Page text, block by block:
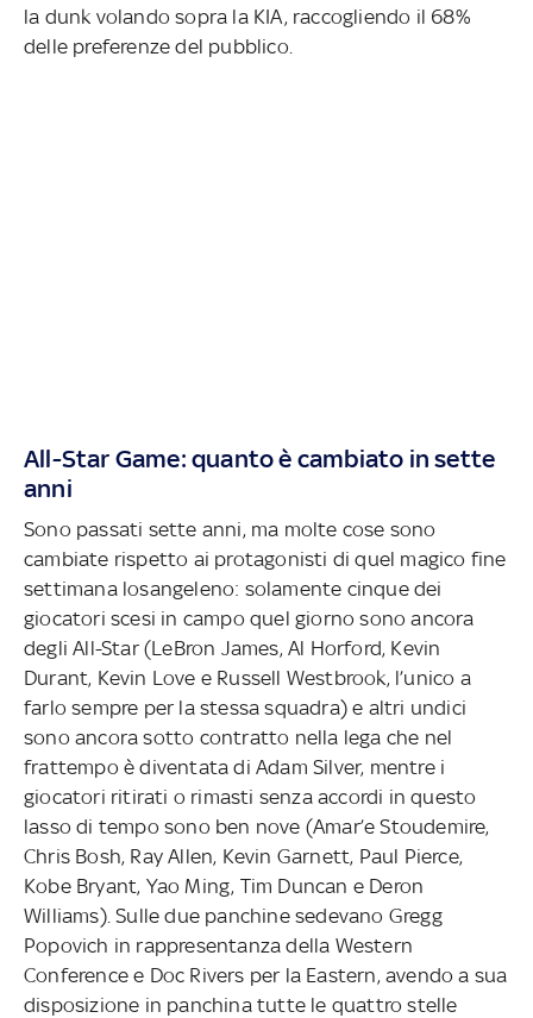
la dunk volando sopra la KIA, raccogliendo il 68%
delle preferenze del pubblico.
All-Star Game: quanto è cambiato in sette
anni
Sono passati sette anni, ma molte cose sono
cambiate rispetto ai protagonisti di quel magico fine
settimana losangeleno: solamente cinque dei
giocatori scesi in campo quel giorno sono ancora
degli All-Star (LeBron James, Al Horford, Kevin
Durant, Kevin Love e Russell Westbrook, l’unico a
farlo sempre per la stessa squadra) e altri undici
sono ancora sotto contratto nella lega che nel
frattempo è diventata di Adam Silver, mentre i
giocatori ritirati o rimasti senza accordi in questo
lasso di tempo sono ben nove (Amar’e Stoudemire,
Chris Bosh, Ray Allen, Kevin Garnett, Paul Pierce,
Kobe Bryant, Yao Ming, Tim Duncan e Deron
Williams). Sulle due panchine sedevano Gregg
Popovich in rappresentanza della Western
Conference e Doc Rivers per la Eastern, avendo a sua
disposizione in panchina tutte le quattro stelle